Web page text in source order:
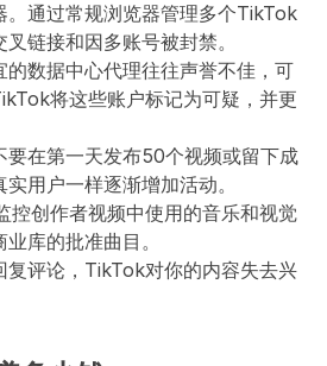
。通过常规浏览器管理多个TikTok
链接和因多账号被封禁。
的数据中心代理往往声誉不佳，可
将这些账户标记为可疑，并更
要在第一天发布50个视频或留下成
用户一样逐渐增加活动。
控创作者视频中使用的音乐和视觉
库的批准曲目。
复评论，TikTok对你的内容失去兴